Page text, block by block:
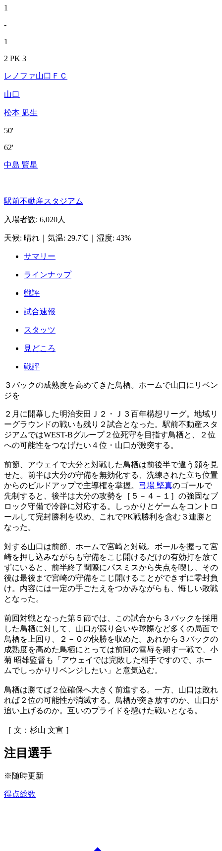
1
-
1
2 PK 3
レノファ山口ＦＣ
山口
松本 凪生
50'
62'
中島 賢星
駅前不動産スタジアム
入場者数: 6,020人
天候: 晴れ 気温: 29.7℃ 湿度: 43%
サマリー
ラインナップ
戦評
試合速報
スタッツ
見どころ
戦評
３バックの成熟度を高めてきた鳥栖。ホームで山口にリベン
ジを
２月に開幕した明治安田Ｊ２・Ｊ３百年構想リーグ。地域リ
ーグラウンドの戦いも残り２試合となった。駅前不動産スタ
ジアムではWEST-Bグループ２位死守を目指す鳥栖と、２位
への可能性をつなげたい４位・山口が激突する。
前節、アウェイで大分と対戦した鳥栖は前後半で違う顔を見
せた。前半は大分の守備を無効化する、洗練された立ち位置
からのビルドアップで主導権を掌握。 弓場 堅真のゴールで
先制すると、後半は大分の攻勢を［５－４－１］の強固なブ
ロック守備で冷静に対応する。しっかりとゲームをコントロ
ールして完封勝利を収め、これでPK戦勝利を含む３連勝と
なった。
対する山口は前節、ホームで宮崎と対戦。ボールを握って宮
崎を押し込みながらも守備をこじ開けるだけの有効打を放て
ずにいると、前半終了間際にパスミスから失点を喫し、その
後は最後まで宮崎の守備をこじ開けることができずに零封負
け。内容には一定の手ごたえをつかみながらも、悔しい敗戦
となった。
前回対戦となった第５節では、この試合から３バックを採用
した鳥栖に対して、山口が競り合いや球際など多くの局面で
鳥栖を上回り、２－０の快勝を収めた。あれから３バックの
成熟度を高めた鳥栖にとっては前回の雪辱を期す一戦で、小
菊 昭雄監督も「アウェイでは完敗した相手ですので、ホー
ムでしっかりリベンジしたい」と意気込む。
鳥栖は勝てば２位確保へ大きく前進する。一方、山口は敗れ
れば２位の可能性が消滅する。鳥栖が突き放すのか、山口が
追い上げるのか。互いのプライドを懸けた戦いとなる。
［ 文：杉山 文宣 ］
注目選手
※随時更新
得点総数